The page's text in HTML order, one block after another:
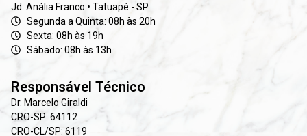
Jd. Anália Franco • Tatuapé - SP
Segunda a Quinta: 08h às 20h
Sexta: 08h às 19h
Sábado: 08h às 13h
Responsável Técnico
Dr. Marcelo Giraldi
CRO-SP: 64112
CRO-CL/SP: 6119